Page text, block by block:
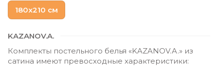
180х210 см
KAZANOV.A.
Комплекты постельного белья «KAZANOV.A.» из
сатина имеют превосходные характеристики: